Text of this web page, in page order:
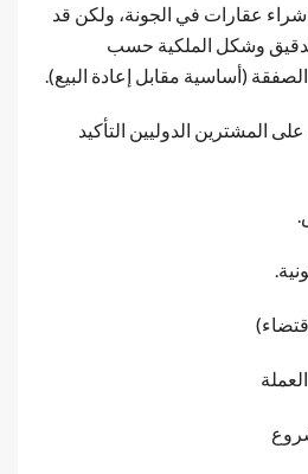
عقارات في الجونة، ولكن قد
وشكل الملكية حسب
(أساسية مقابل إعادة البيع).
المشترين الدوليين التأكيد